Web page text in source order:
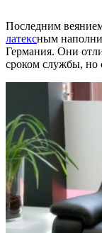
Последним
латексным
Германия. Они
сроком службы, но